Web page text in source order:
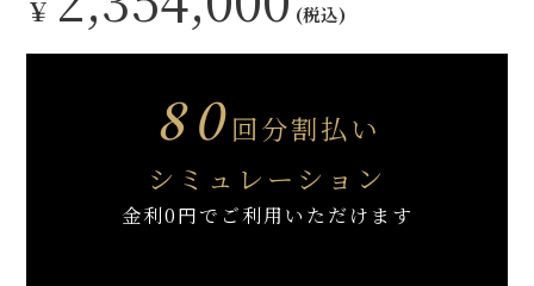
￥ (税込)
80回分割払い
シミュレーション
金利0円でご利用いただけます